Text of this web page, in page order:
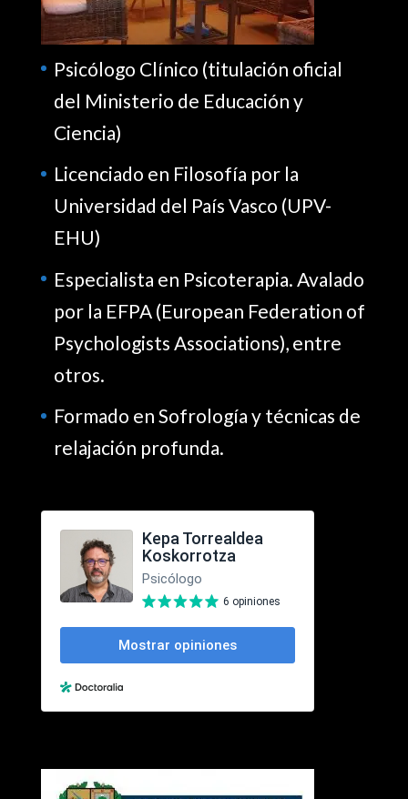
Psicólogo Clínico (titulación oficial
del Ministerio de Educación y
Ciencia)
Licenciado en Filosofía por la
Universidad del País Vasco (UPV-
EHU)
Especialista en Psicoterapia. Avalado
por la EFPA (European Federation of
Psychologists Associations), entre
otros.
Formado en Sofrología y técnicas de
relajación profunda.